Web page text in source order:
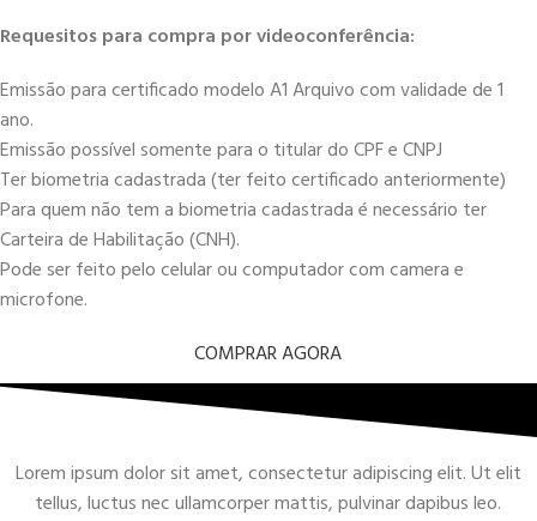
Requesitos para compra por videoconferência:
Emissão para certificado modelo A1 Arquivo com validade de 1
ano.
Emissão possível somente para o titular do CPF e CNPJ
Ter biometria cadastrada (ter feito certificado anteriormente)
Para quem não tem a biometria cadastrada é necessário ter
Carteira de Habilitação (CNH).
Pode ser feito pelo celular ou computador com camera e
microfone.
COMPRAR AGORA
Lorem ipsum dolor sit amet, consectetur adipiscing elit. Ut elit
tellus, luctus nec ullamcorper mattis, pulvinar dapibus leo.